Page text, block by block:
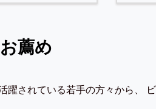
薦め
躍されている若手の方々から、